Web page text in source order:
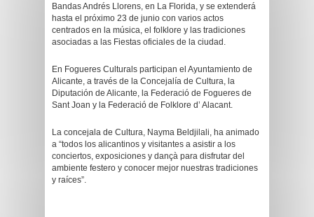
Bandas Andrés Llorens, en La Florida, y se extenderá
hasta el próximo 23 de junio con varios actos
centrados en la música, el folklore y las tradiciones
asociadas a las Fiestas oficiales de la ciudad.
En Fogueres Culturals participan el Ayuntamiento de
Alicante, a través de la Concejalía de Cultura, la
Diputación de Alicante, la Federació de Fogueres de
Sant Joan y la Federació de Folklore d’ Alacant.
La concejala de Cultura, Nayma Beldjilali, ha animado
a “todos los alicantinos y visitantes a asistir a los
conciertos, exposiciones y dançà para disfrutar del
ambiente festero y conocer mejor nuestras tradiciones
y raíces”.